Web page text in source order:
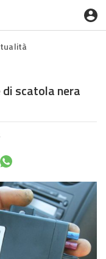
scatola nera